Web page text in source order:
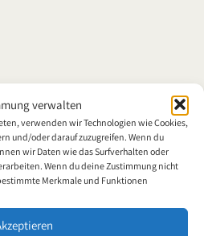
verwalten
verwenden wir Technologien wie Cookies,
und/oder darauf zuzugreifen. Wenn du
wir Daten wie das Surfverhalten oder
Wenn du deine Zustimmung nicht
Merkmale und Funktionen
26. Juni 1976 in Roncesvalles
Bauernfamilie geboren.
er nur die Grundschule. Er hat nur
Alter von 23 Jahren erlitt Alcídes